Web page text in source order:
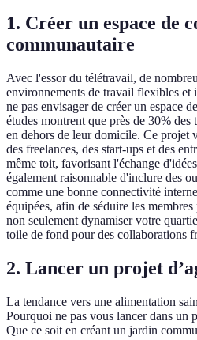
1. Créer un espace de
communautaire
Avec l'essor du télétravail, de
environnements de travail flexibles et
ne pas envisager de créer un espace
études montrent que près de 30%
en dehors de leur domicile. Ce projet
des freelances, des start-ups et des
même toit, favorisant l'échange
également raisonnable d'inclure des
comme une bonne connectivité
équipées, afin de séduire les
non seulement dynamiser votre
toile de fond pour des collaborations
2. Lancer un projet
La tendance vers une alimentation
Pourquoi ne pas vous lancer dans un
Que ce soit en créant un jardin